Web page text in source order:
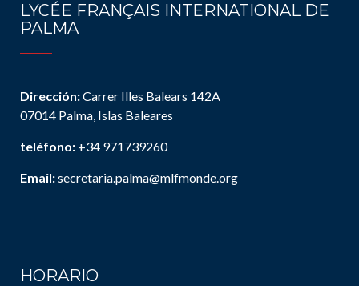
LYCÉE FRANÇAIS INTERNATIONAL DE
PALMA
Dirección:Carrer Illes Balears 142A
07014 Palma, Islas Baleares
teléfono: +34 971739260
Email:secretaria.palma@mlfmonde.org
HORARIO